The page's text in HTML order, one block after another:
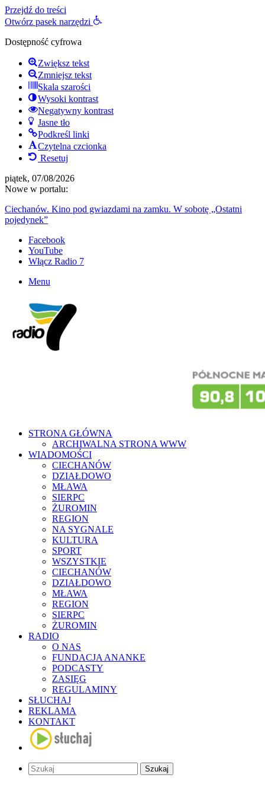
Przejdź do treści
Otwórz pasek narzędzi
Dostępność cyfrowa
Zwiększ tekst
Zmniejsz tekst
Skala szarości
Wysoki kontrast
Negatywny kontrast
Jasne tło
Podkreśl linki
Czytelna czcionka
Resetuj
piątek, 07/08/2026
Nowe w portalu:
Ciechanów. Kino pod gwiazdami na zamku. W sobotę „Ostatni
pojedynek”
Facebook
YouTube
Włącz Radio 7
Menu
STRONA GŁÓWNA
ARCHIWALNA STRONA WWW
WIADOMOŚCI
CIECHANÓW
DZIAŁDOWO
MŁAWA
SIERPC
ŻUROMIN
REGION
NA SYGNALE
KULTURA
SPORT
WSZYSTKIE
CIECHANÓW
DZIAŁDOWO
MŁAWA
REGION
SIERPC
ŻUROMIN
RADIO
O NAS
FUNDACJA ANANKE
PODCASTY
ZASIĘG
REGULAMINY
SŁUCHAJ
REKLAMA
KONTAKT
Szukaj